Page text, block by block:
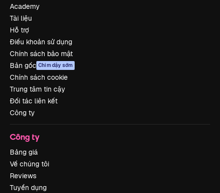
Academy
Tài liệu
Hỗ trợ
Điều khoản sử dụng
Chính sách bảo mật
Bản gốc Chim dậy sớm
Chính sách cookie
Trung tâm tin cậy
Đối tác liên kết
Công ty
Công ty
Bảng giá
Về chúng tôi
Reviews
Tuyển dụng